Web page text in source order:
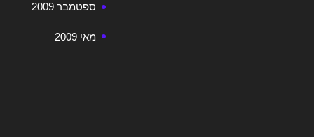
ספטמבר 2009
מאי 2009